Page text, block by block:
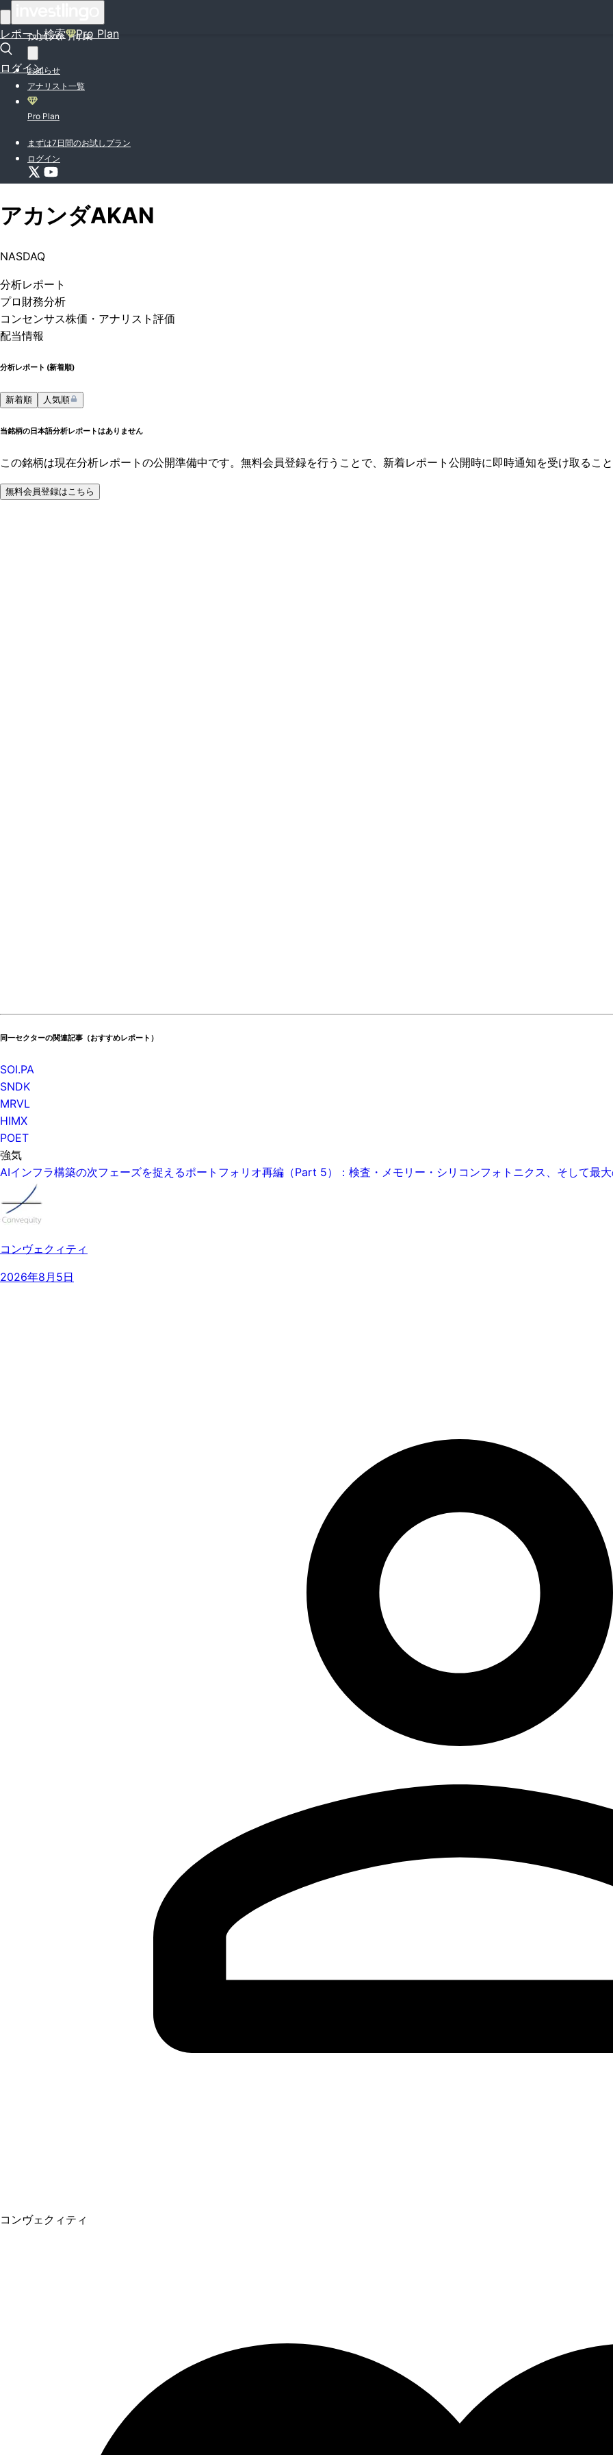
レポート検索 Pro Plan
ログイン
投資入門特集
お知らせ
アナリスト一覧
Pro Plan
まずは7日間のお試しプラン
ログイン
アカンダAKAN
NASDAQ
分析レポート
プロ 財務分析
コンセンサス株価 ・アナリスト評価
配当情報
分析レポート (新着順)
新着順 人気順
当銘柄の日本語分析レポートはありません
この銘柄は現在分析レポートの公開準備中です。無料会員登録を行うことで、新着レポート公開時に即時通知を受け取ること
無料会員登録はこちら
同一セクターの関連記事（おすすめレポート）
SOI.PA
SNDK
MRVL
HIMX
POET
強気
AIインフラ構築の次フェーズを捉えるポートフォリオ再編（Part 5）：検査・メモリー・シリコンフォトニクス、そして最
コンヴェクィティ
2026年8月5日
コンヴェクィティ